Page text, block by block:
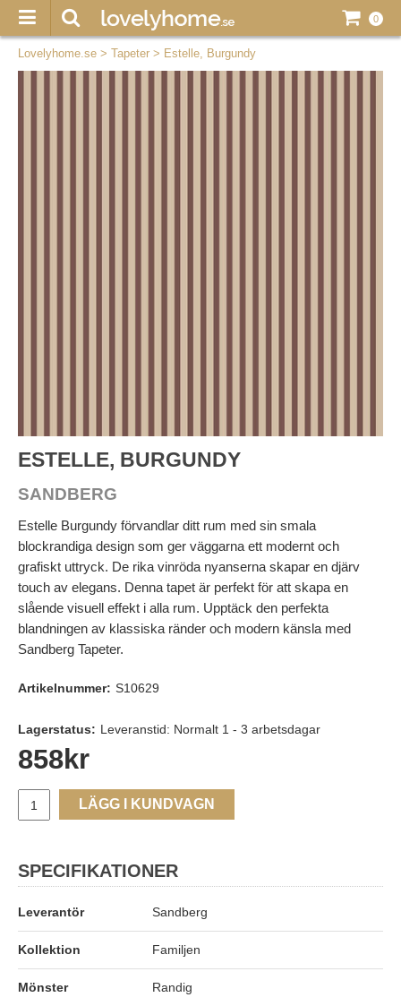
0
Lovelyhome.se > Tapeter > Estelle, Burgundy
ESTELLE, BURGUNDY
SANDBERG
Estelle Burgundy förvandlar ditt rum med sin smala
blockrandiga design som ger väggarna ett modernt och
grafiskt uttryck. De rika vinröda nyanserna skapar en djärv
touch av elegans. Denna tapet är perfekt för att skapa en
slående visuell effekt i alla rum. Upptäck den perfekta
blandningen av klassiska ränder och modern känsla med
Sandberg Tapeter.
Artikelnummer: S10629
Lagerstatus: Leveranstid: Normalt 1 - 3 arbetsdagar
858kr
LÄGG I KUNDVAGN
SPECIFIKATIONER
Leverantör Sandberg
Kollektion Familjen
Mönster Randig